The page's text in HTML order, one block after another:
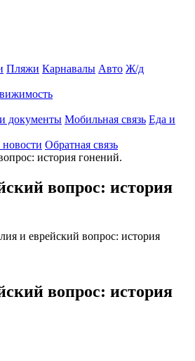
Пляжи Карнавалы Авто Ж/д
документы Мобильная связь Еда и
Обратная связь
вопрос: история
и еврейский вопрос: история
вопрос: история